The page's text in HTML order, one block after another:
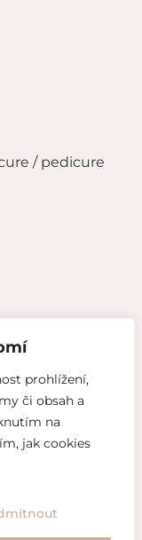
prohlížení,
či obsah a
na
jak cookies
/ pedicure